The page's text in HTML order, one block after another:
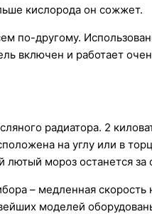
кислорода он сожжет.
по-другому.
включен и работает
радиатора. 2
на углу или в
лютый мороз останется за
– медленная
моделей